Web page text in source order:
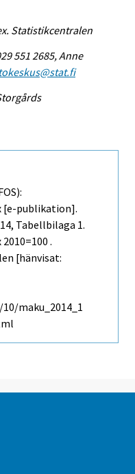
Statistikcentralen
551 2685, Anne
[e-publikation].
Tabellbilaga 1.
.
[hänvisat:
maku_2014_1